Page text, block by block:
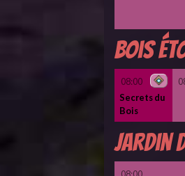
Bois
08:00
Secrets du
Bois
Jardin
08:00